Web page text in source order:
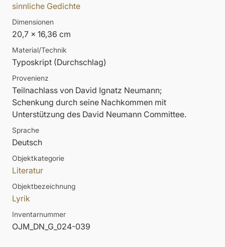
sinnliche Gedichte
Dimensionen
20,7 x 16,36 cm
Material/Technik
Typoskript (Durchschlag)
Provenienz
Teilnachlass von David Ignatz Neumann;
Schenkung durch seine Nachkommen mit
Unterstützung des David Neumann Committee.
Sprache
Deutsch
Objektkategorie
Literatur
Objektbezeichnung
Lyrik
Inventarnummer
OJM_DN_G_024-039